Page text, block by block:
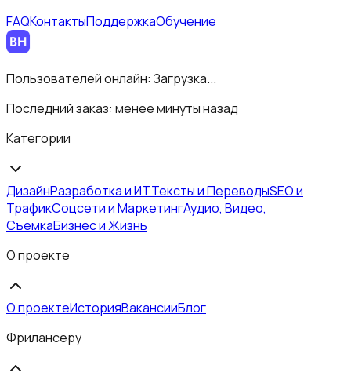
FAQКонтактыПоддержкаОбучение
Пользователей онлайн: Загрузка...
Последний заказ: менее минуты назад
Категории
ДизайнРазработка и ИТТексты и ПереводыSEO и
ТрафикСоцсети и МаркетингАудио, Видео,
СъемкаБизнес и Жизнь
О проекте
О проектеИсторияВакансииБлог
Фрилансеру